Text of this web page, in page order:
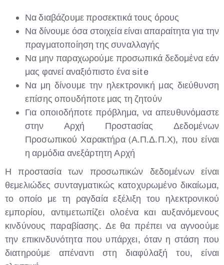
Να διαβάζουμε προσεκτικά τους όρους
Να δίνουμε όσα στοιχεία είναι απαραίτητα για την
πραγματοποίηση της συναλλαγής
Να μην παραχωρούμε προσωπικά δεδομένα εάν
μας φανεί αναξιόπιστο ένα site
Να μη δίνουμε την ηλεκτρονική μας διεύθυνση
επίσης οπουδήποτε μας τη ζητούν
Για οποιοδήποτε πρόβλημα, να απευθυνόμαστε
στην Αρχή Προστασίας Δεδομένων
Προσωπικού Χαρακτήρα (Α.Π.Δ.Π.Χ), που είναι
η αρμόδια ανεξάρτητη Αρχή
Η προστασία των προσωπικών δεδομένων είναι
θεμελιώδες συνταγματικώς κατοχυρωμένο δικαίωμα,
το οποίο με τη ραγδαία εξέλιξη του ηλεκτρονικού
εμπορίου, αντιμετωπίζει ολοένα και αυξανόμενους
κινδύνους παραβίασης. Δε θα πρέπει να αγνοούμε
την επικινδυνότητα που υπάρχει, όταν η στάση που
διατηρούμε απέναντι στη διαφύλαξή του, είναι